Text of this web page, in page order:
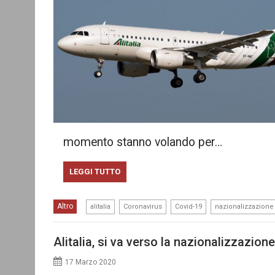
momento stanno volando per…
LEGGI TUTTO
Altro alitalia Coronavirus Covid-19 nazionalizzazione
Alitalia, si va verso la
17 Marzo 2020